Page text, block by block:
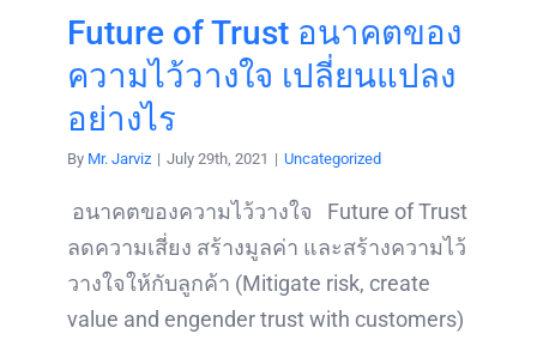
Future of Trust อนาคตของ
ความไว้วางใจ เปลี่ยนแปลง
อย่างไร
By Mr. Jarviz | July 29th, 2021 | Uncategorized
อนาคตของความไว้วางใจ Future of Trust
ลดความเสี่ยง สร้างมูลค่า และสร้างความไว้
วางใจให้กับลูกค้า (Mitigate risk, create
value and engender trust with customers)